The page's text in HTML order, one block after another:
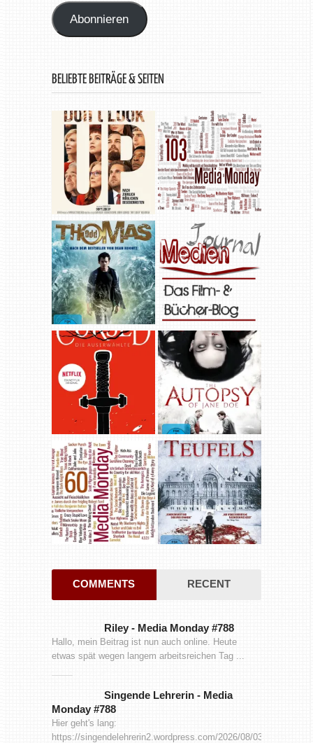
Abonnieren
BELIEBTE BEITRÄGE & SEITEN
COMMENTS RECENT
Riley- Media Monday #788
Hallo, mein Beitrag ist nun auch online. Heute
etwas spät wegen langem arbeitsreichen Tag ...
Singende Lehrerin - Media
Monday #788
Hier geht's lang:
https://singendelehrerin2.wordpress.com/2026/08/03/media-